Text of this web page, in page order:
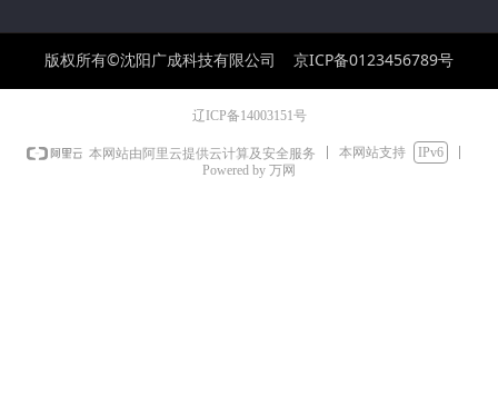
版权所有©沈阳广成科技有限公司 京ICP备0123456789号
辽ICP备14003151号
本网站由阿里云提供云计算及安全服务 本网站支持
IPv6
Powered by 万网